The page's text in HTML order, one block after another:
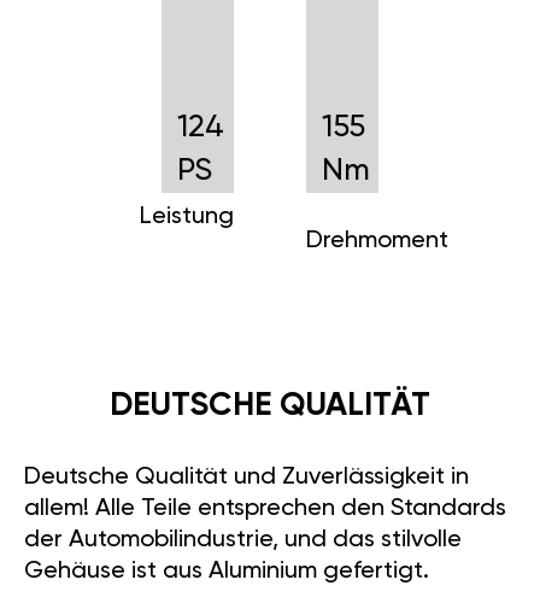
124
PS
Leistung
155
Nm
Drehmoment
DEUTSCHE QUALITÄT
Deutsche Qualität und Zuverlässigkeit in
allem! Alle Teile entsprechen den Standards
der Automobilindustrie, und das stilvolle
Gehäuse ist aus Aluminium gefertigt.